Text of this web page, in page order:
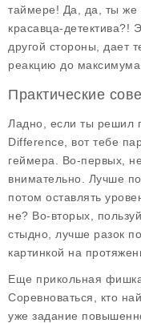
таймере! Да, да, ты же
красавца-детектива?!
другой стороны, дает
реакцию до максимума.
Практические
Ладно, если ты решил
Difference, вот тебе
геймера. Во-первых,
внимательно. Лучше
потом оставлять
не? Во-вторых,
стыдно, лучше разок
картинкой на
Еще прикольная
Соревноваться, кто
уже задание